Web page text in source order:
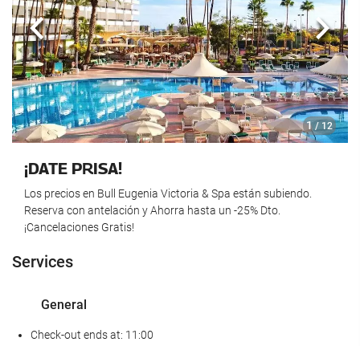
1 / 12
Previous Next
¡DATE PRISA!
Los precios en Bull Eugenia Victoria & Spa están subiendo.
Reserva con antelación y Ahorra hasta un -25% Dto.
¡Cancelaciones Gratis!
Services
General
Check-out ends at: 11:00